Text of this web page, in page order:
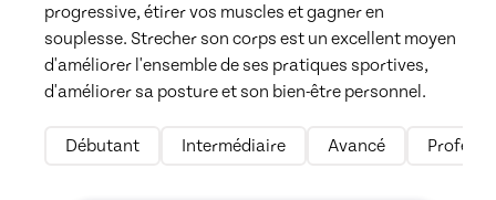
progressive, étirer vos muscles et gagner en
souplesse. Strecher son corps est un excellent moyen
d'améliorer l'ensemble de ses pratiques sportives,
d'améliorer sa posture et son bien-être personnel.
Débutant Intermédiaire Avancé